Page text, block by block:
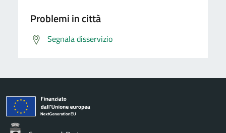
Problemi in città
Segnala disservizio